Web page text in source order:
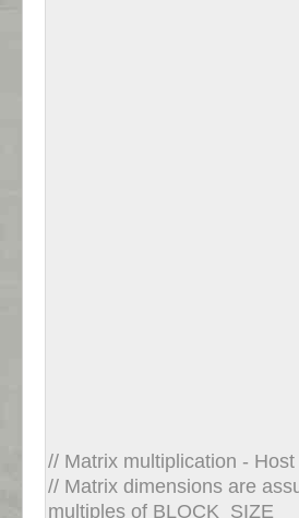
// Matrix multiplication - Host
// Matrix dimensions are
multiples of BLOCK_SIZE